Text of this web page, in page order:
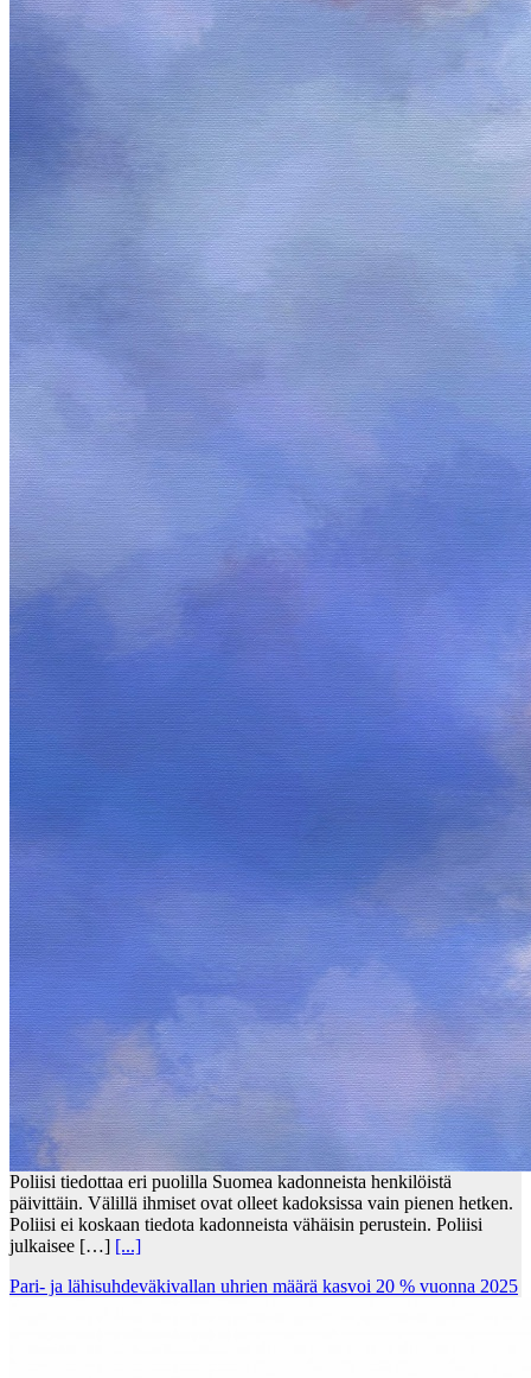
Poliisi tiedottaa eri puolilla Suomea kadonneista henkilöistä
päivittäin. Välillä ihmiset ovat olleet kadoksissa vain pienen hetken.
Poliisi ei koskaan tiedota kadonneista vähäisin perustein. Poliisi
julkaisee […] [...]
Pari- ja lähisuhdeväkivallan uhrien määrä kasvoi 20 % vuonna 2025